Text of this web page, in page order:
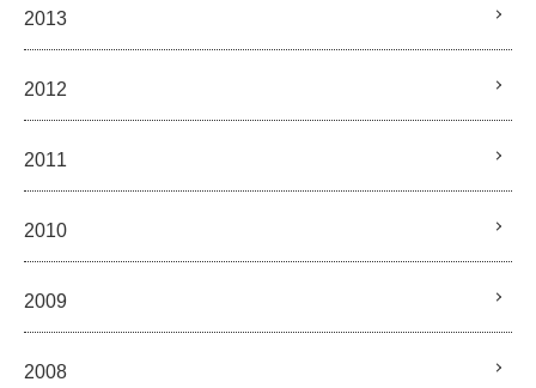
2013
2012
2011
2010
2009
2008